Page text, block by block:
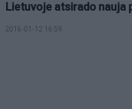
Lietuvoje atsirado nauja
2016-01-12 16:59